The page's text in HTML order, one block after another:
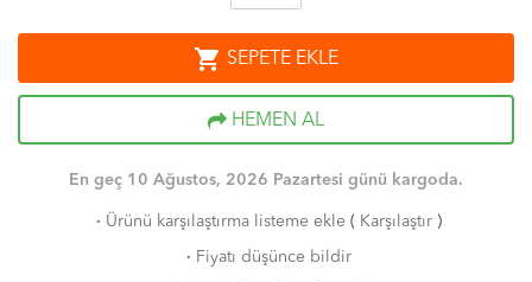
shopping_cart SEPETE EKLE
HEMEN AL
En geç 10 Ağustos, 2026 Pazartesi günü kargoda.
· Ürünü karşılaştırma listeme ekle( Karşılaştır)
· Fiyatı düşünce bildir